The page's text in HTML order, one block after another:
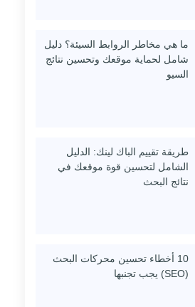
ما هي مخاطر الروابط السيئة؟ دليل
شامل لحماية موقعك وتحسين نتائج
السيو
طريقة تقييم الباك لينك: الدليل
الشامل لتحسين قوة موقعك في
نتائج البحث
10 أخطاء تحسين محركات البحث